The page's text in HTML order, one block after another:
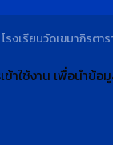
รงเรียนวัดเขมาภิรตาร
ใช้งาน เพื่อนำข้อ